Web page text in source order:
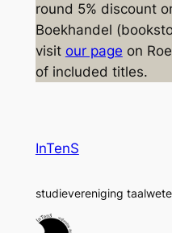
round 5% discount
Boekhandel
visit our page on
of included titles.
InTenS
studievereniging